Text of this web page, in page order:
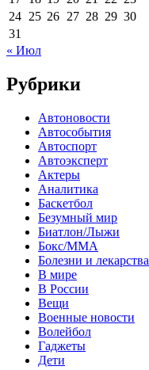
24 25 26 27 28 29 30
31
« Июл
Рубрики
Автоновости
Автособытия
Автоспорт
Автоэксперт
Актеры
Аналитика
Баскетбол
Безумный мир
Биатлон/Лыжи
Бокс/MMA
Болезни и лекарства
В мире
В России
Вещи
Военные новости
Волейбол
Гаджеты
Дети